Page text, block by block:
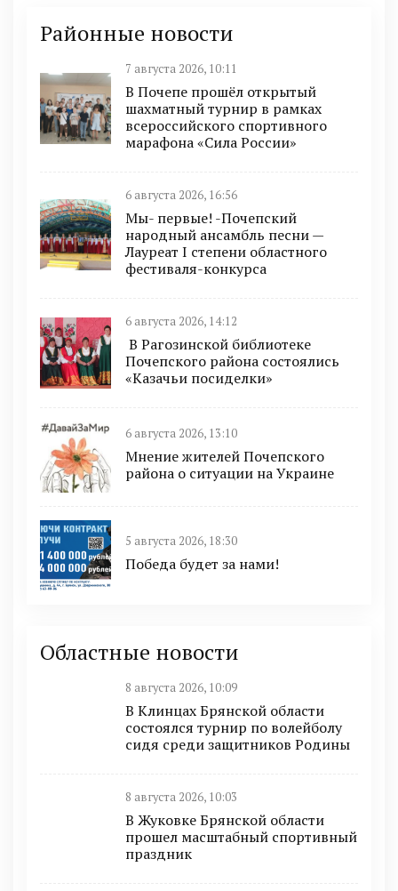
Районные новости
7 августа 2026, 10:11
В Почепе прошёл открытый
шахматный турнир в рамках
всероссийского спортивного
марафона «Сила России»
6 августа 2026, 16:56
Мы- первые! -Почепский
народный ансамбль песни —
Лауреат I степени областного
фестиваля-конкурса
6 августа 2026, 14:12
В Рагозинской библиотеке
Почепского района состоялись
«Казачьи посиделки»
6 августа 2026, 13:10
Мнение жителей Почепского
района о ситуации на Украине
5 августа 2026, 18:30
Победа будет за нами!
Областные новости
8 августа 2026, 10:09
В Клинцах Брянской области
состоялся турнир по волейболу
сидя среди защитников Родины
8 августа 2026, 10:03
В Жуковке Брянской области
прошел масштабный спортивный
праздник